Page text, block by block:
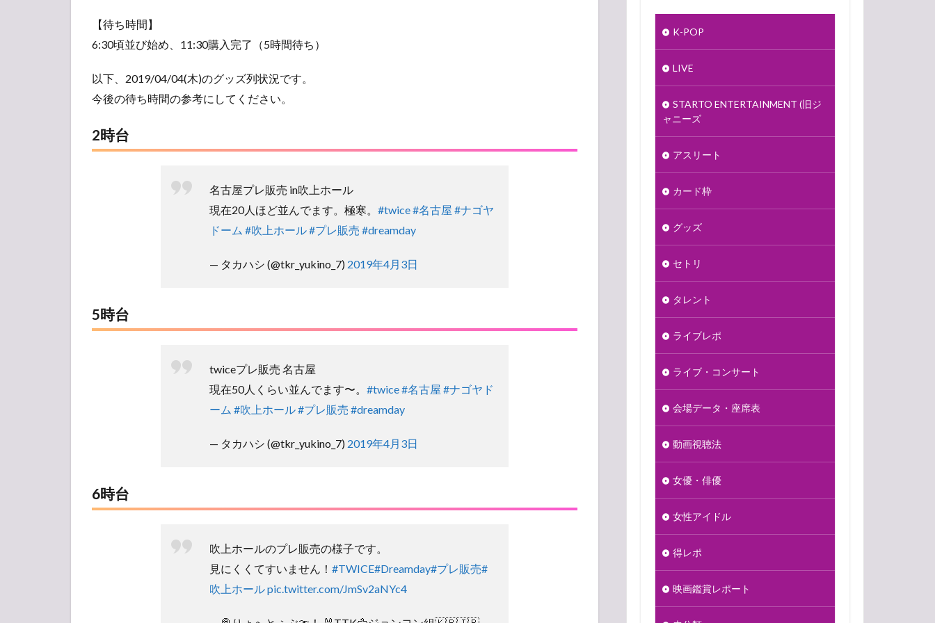
【待ち時間】
6:30頃並び始め、11:30購入完了（5時間待ち）
以下、2019/04/04(木)のグッズ列状況です。
今後の待ち時間の参考にしてください。
2時台
名古屋プレ販売 in吹上ホール
現在20人ほど並んでます。極寒。 #twice#名古屋 #ナゴヤ
ドーム #吹上ホール#プレ販売 #dreamday
— タカハシ (@tkr_yukino_7) 2019年4月3日
5時台
twiceプレ販売 名古屋
現在50人くらい並んでます〜。 #twice#名古屋 #ナゴヤド
ーム #吹上ホール#プレ販売 #dreamday
— タカハシ (@tkr_yukino_7) 2019年4月3日
6時台
吹上ホールのプレ販売の様子です。
見にくくてすいません！ #TWICE#Dreamday#プレ販売#
吹上ホールpic.twitter.com/JmSv2aNYc4
K-POP
LIVE
STARTO ENTERTAINMENT (旧ジ
ャニーズ
アスリート
カード枠
グッズ
セトリ
タレント
ライブレポ
ライブ・コンサート
会場データ・座席表
動画視聴法
女優・俳優
女性アイドル
得レポ
映画鑑賞レポート